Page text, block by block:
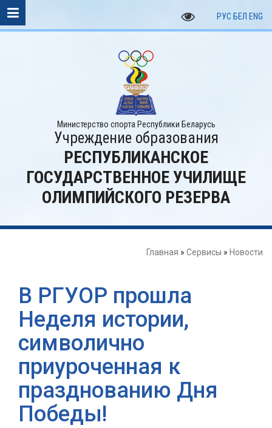
РУС БЕЛ ENG
Министерство спорта Республики Беларусь
Учреждение образования
РЕСПУБЛИКАНСКОЕ
ГОСУДАРСТВЕННОЕ УЧИЛИЩЕ
ОЛИМПИЙСКОГО РЕЗЕРВА
Главная » Сервисы » Новости
В РГУОР прошла
Неделя истории,
символично
приуроченная к
празднованию Дня
Победы!